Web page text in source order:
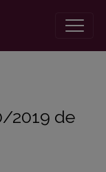
2019 de